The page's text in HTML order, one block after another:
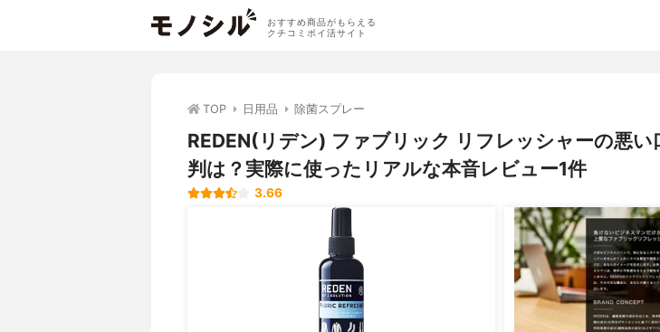
おすすめ商品がもらえる
クチコミポイ活サイト
TOP 日用品 除菌スプレー
REDEN(リデン) ファブリック リフレッシャーの悪い
判は？実際に使ったリアルな本音レビュー1件
3.66